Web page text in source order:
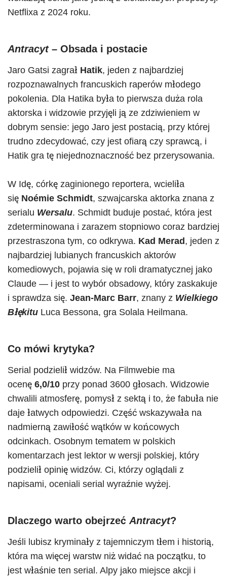
Netflixa z 2024 roku.
Antracyt– Obsada i postacie
Jaro Gatsi zagrał Hatik, jeden z najbardziej
rozpoznawalnych francuskich raperów młodego
pokolenia. Dla Hatika była to pierwsza duża rola
aktorska i widzowie przyjęli ją ze zdziwieniem w
dobrym sensie: jego Jaro jest postacią, przy której
trudno zdecydować, czy jest ofiarą czy sprawcą, i
Hatik gra tę niejednoznaczność bez przerysowania.
W Idę, córkę zaginionego reportera, wcieliła
się Noémie Schmidt, szwajcarska aktorka znana z
serialu Wersalu. Schmidt buduje postać, która jest
zdeterminowana i zarazem stopniowo coraz bardziej
przestraszona tym, co odkrywa. Kad Merad , jeden z
najbardziej lubianych francuskich aktorów
komediowych, pojawia się w roli dramatycznej jako
Claude — i jest to wybór obsadowy, który zaskakuje
i sprawdza się. Jean-Marc Barr, znany z Wielkiego
Błękitu Luca Bessona, gra Solala Heilmana.
Co mówi krytyka?
Serial podzielił widzów. Na Filmwebie ma
ocenę 6,0/10 przy ponad 3600 głosach. Widzowie
chwalili atmosferę, pomysł z sektą i to, że fabuła nie
daje łatwych odpowiedzi. Część wskazywała na
nadmierną zawiłość wątków w końcowych
odcinkach. Osobnym tematem w polskich
komentarzach jest lektor w wersji polskiej, który
podzielił opinię widzów. Ci, którzy oglądali z
napisami, oceniali serial wyraźnie wyżej.
Dlaczego warto obejrzeć Antracyt?
Jeśli lubisz kryminały z tajemniczym tłem i historią,
która ma więcej warstw niż widać na początku, to
jest właśnie ten serial. Alpy jako miejsce akcji i